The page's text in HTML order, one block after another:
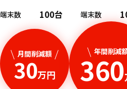
端末数
100台
端末数
月間削減額
30万円
年間削減
360